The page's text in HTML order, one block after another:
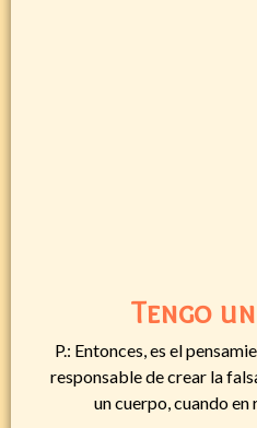
Tengo
P.: Entonces, es el
responsable de crear la
un cuerpo, cuando en